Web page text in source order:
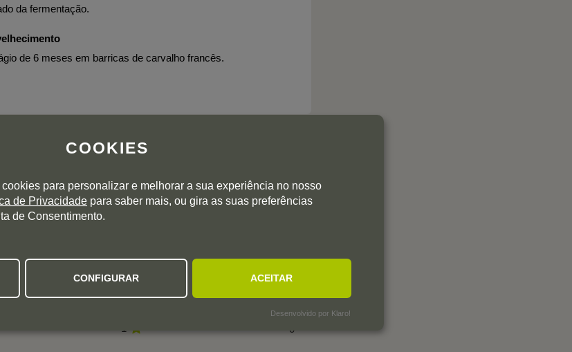
da fermentação.
de 6 meses em barricas de carvalho francês.
DOS UTILIZADORES
4
2
3
1
1
1
0
COOKIES
para personalizar e melhorar a sua experiência no nosso
de Privacidade para saber mais, ou gira as suas preferências
de Consentimento.
CONFIGURAR ACEITAR
Desenvolvido por Klaro!